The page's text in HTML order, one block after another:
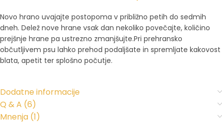
Novo hrano uvajajte postopoma v približno petih do sedmih
dneh. Delež nove hrane vsak dan nekoliko povečajte, količino
prejšnje hrane pa ustrezno zmanjšujte.Pri prehransko
občutljivem psu lahko prehod podaljšate in spremljate kakovost
blata, apetit ter splošno počutje.
Dodatne informacije
Q & A (6)
Mnenja (1)